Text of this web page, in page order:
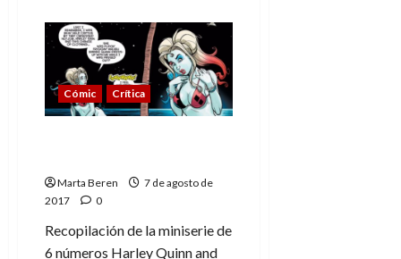
El
testamento
de
Magneto
Cómic Crítica
Marta Beren
7 de agosto de
2017
0
Recopilación de la miniserie de
6 números Harley Quinn and